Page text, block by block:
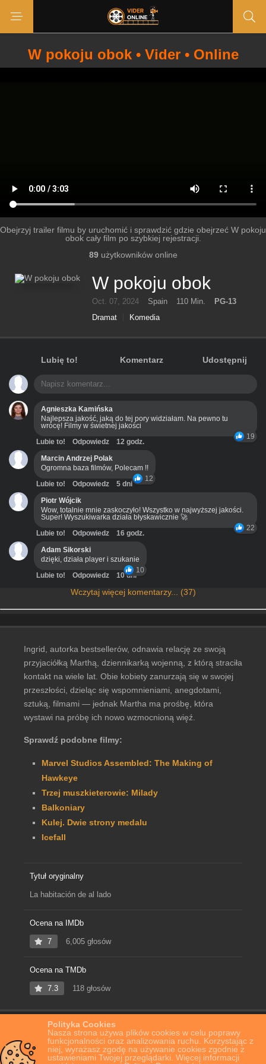
Polityka Cookies
Nasza strona używa plików cookies w celu poprawy
funkcjonalności oraz analizowania ruchu. Korzystając z
niej, wyrażasz zgodę na używanie cookies zgodnie z
ustawieniami Twojej przeglądarki. Więcej informacji
W pokoju obok • Vider • Online
Obejrzyj trailer filmu by uruchomić i sprawdzić gdzie obejrzeć W pokoju
obok cały film po szybkiej rejestracji.
89użytkowników online
W pokoju obok
Oct. 07, 2024 Spain 110 Min.
PG-13
Dramat
Komedia
Lubię to! Komentarz Udostępnij
Agnieszka Kamińska
Najlepsza jakość, jaką do tej pory widziałam. Na pewno tu
wrócę! Filmy w świetnej jakości
19
Lubie to! Odpowiedz
12 godz.
Marcin Andrzej Polak
Ogromna baza filmów, Polecam !!
12
Lubie to! Odpowiedz
5 dni
Piotr Wójcik
Wow, totalnie mnie zaskoczyło! Wszystko w najwyższej jakości.
Super! Wyszukiwarka działa błyskawicznie 🚀
22
Lubie to! Odpowiedz
16 godz.
Adam Sikorski
dzięki, działa player i szukanie
10
Lubie to! Odpowiedz 10 dni
Wczytaj więcej komentarzy... (37)
Ingrid, autorka bestsellerów, odnawia relację ze swoją
przyjaciółką Marthą, dziennikarką wojenną, z którą straciła
kontakt na wiele lat. Obie kobiety zanurzają się w swojej
przeszłości, dzieląc się wspomnieniami, anegdotami,
sztuką, filmami — jednak Martha ma prośbę, która
wystawi na próbę ich nowo wzmocnioną więź.
Sprawdź podobne filmy:
Marvel Studios Assembled: The Making of
Hawkeye
Trzej muszkieterowie: Milady
Balkoniary
Kulej. Dwie strony medalu
Icefall
Tytuł oryginalny
La habitación de al lado
Ocena na IMDb
7 6,005 głosów
Ocena na TMDb
7.3 118 głosów
Film Online W pokoju obok